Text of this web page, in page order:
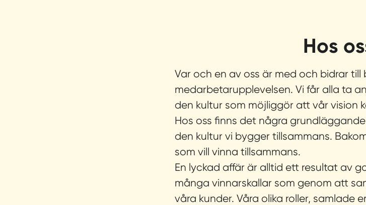
Hos
Var och en av oss är med och bidrar
medarbetarupplevelsen. Vi får alla ta
den kultur som möjliggör att vår vision
Hos oss finns det några
den kultur vi bygger tillsammans.
som vill vinna tillsammans.
En lyckad affär är alltid ett resultat av
många vinnarskallar som genom att
våra kunder. Våra olika roller, samlade